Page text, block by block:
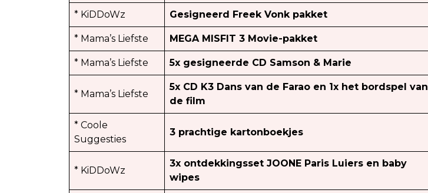
* KiDDoWz Gesigneerd Freek Vonk pakket
* Mama’s Liefste MEGA MISFIT 3 Movie-pakket
* Mama’s Liefste 5x gesigneerde CD Samson & Marie
* Mama’s Liefste
5x CD K3 Dans van de Farao en 1x het bordspel van
de film
* Coole
Suggesties
3 prachtige kartonboekjes
* KiDDoWz
3x ontdekkingsset JOONE Paris Luiers en baby
wipes